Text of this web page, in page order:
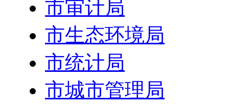
市审计局
市生态环境局
市统计局
市城市管理局